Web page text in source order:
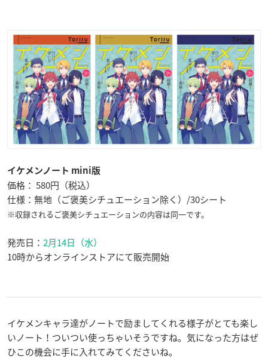
イケメンノート mini版
価格： 580円（税込）
仕様：無地（ご褒美シチュエーション除く）/30シート
※収録されるご褒美シチュエーションの内容は同一です。
発売日： 2月14日（水）
10時からオンラインストアにて販売開始
イケメンキャラ達がノートで励ましてくれる様子がとても楽し
いノート！ついつい使っちゃいそうですね。気になった方はぜ
ひこの機会に手に入れてみてくださいね。